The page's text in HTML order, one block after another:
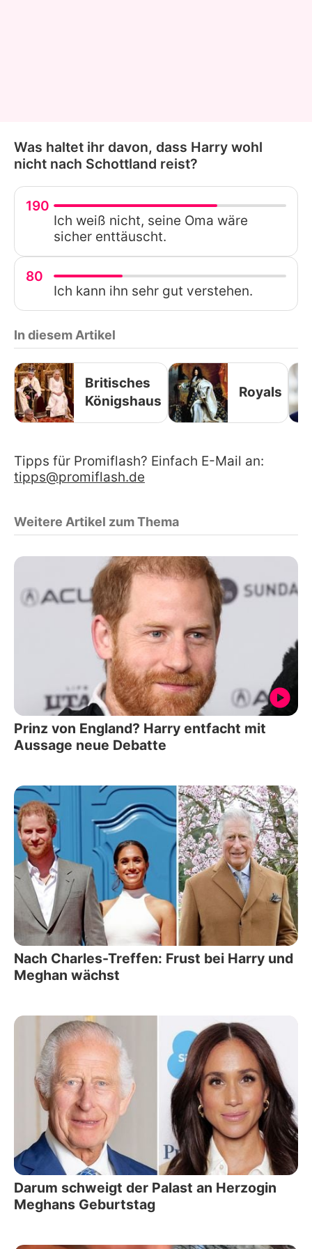
Was haltet ihr davon, dass Harry wohl
nicht nach Schottland reist?
190
Ich weiß nicht, seine Oma wäre
sicher enttäuscht.
80
Ich kann ihn sehr gut verstehen.
In diesem Artikel
Britisches
Königshaus
Royals
Tipps für Promiflash? Einfach E-Mail an:
tipps@promiflash.de
Weitere Artikel zum Thema
Prinz von England? Harry entfacht mit
Aussage neue Debatte
Nach Charles-Treffen: Frust bei Harry und
Meghan wächst
Darum schweigt der Palast an Herzogin
Meghans Geburtstag